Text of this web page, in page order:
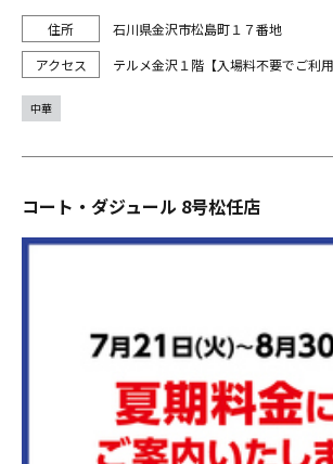
石川県金沢市松島町１７番地
テルメ金沢１階【入場料不要でご利用
中華
コート・ダジュール 8号松任店